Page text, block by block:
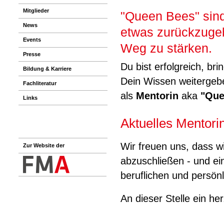
Mitglieder
News
Events
Presse
Bildung & Karriere
Fachliteratur
Links
Zur Website der
"Queen Bees"
etwas
Weg zu stärken.
Du bist erfolgreich,
Dein Wissen
als Mentorin aka
Aktuelles
Wir freuen uns, dass
abzuschließen - und
beruflichen und
An dieser Stelle ein